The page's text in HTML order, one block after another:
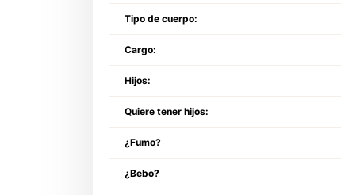
Tipo de cuerpo:
Cargo:
Hijos:
Quiere tener hijos:
¿Fumo?
¿Bebo?